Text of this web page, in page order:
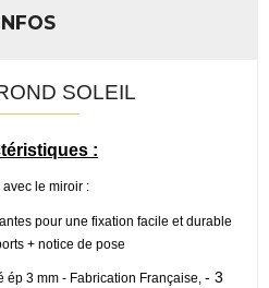
SOLEIL
:
le miroir :
pour une fixation facile et durable
+ notice de pose
ép 3 mm - Fabrication Française, - 3